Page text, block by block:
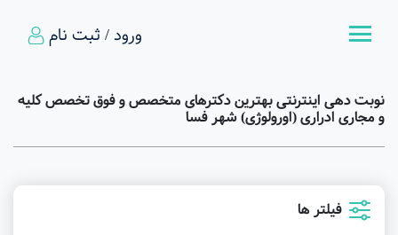
ورود / ثبت نام
نوبت دهی اینترنتی بهترین دکترهای متخصص و فوق تخصص کلیه
و مجاری ادراری (اورولوژی) شهر فسا
فیلتر ها